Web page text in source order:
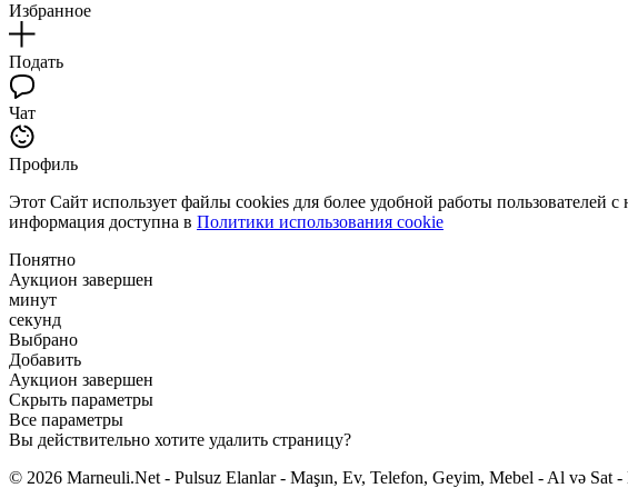
Избранное
Подать
Чат
Профиль
Этот Сайт использует файлы cookies для более удобной работы
информация доступна в Политики использования cookie
Понятно
Аукцион завершен
минут
секунд
Выбрано
Добавить
Аукцион завершен
Скрыть параметры
Все параметры
Вы действительно хотите удалить страницу?
© 2026 Marneuli.Net - Pulsuz Elanlar - Maşın, Ev, Telefon, Geyim, Mebel - Al və Sat -